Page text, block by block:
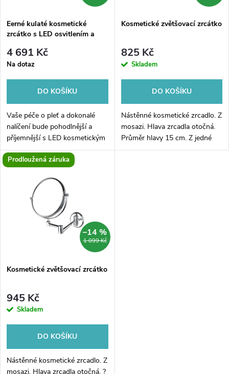
p
r
o
d
u
k
s
p
r
d
u
k
Eerné kulaté kosmetické
zrcátko s LED osvitlením a
zoom
4 691 Kč
Na dotaz
DO KOŠÍKU
Vaše péče o pleť a dokonalé
nalíčení bude pohodlnější a
příjemnější s LED kosmetickým
zrcátkem NIMCO, podsvíceným
po obvodu- PLEXIGLASS. Jeho
pomůže k...
Kosmetické zvětšovací zrcátko
825 Kč
Skladem
DO KOŠÍKU
Nástěnné kosmetické zrcadlo. Z
mosazi. Hlava zrcadla otočná.
Průměr hlavy 15 cm. Z jedné
strany 3x zvětšovací.
Prodloužená záruka
1 099 Kč
–14 %
Kosmetické zvětšovací zrcátko
945 Kč
Skladem
DO KOŠÍKU
Nástěnné kosmetické zrcadlo. Z
mosazi. Hlava zrcadla otočná. ?